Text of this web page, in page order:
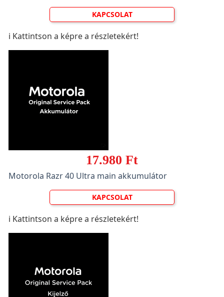
KAPCSOLAT
ℹ️ Kattintson a képre a részletekért!
17.980 Ft
Motorola Razr 40 Ultra main akkumulátor
KAPCSOLAT
ℹ️ Kattintson a képre a részletekért!